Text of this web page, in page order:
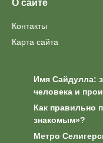
О сайте
Контакты
Карта сайта
Имя Сайдулла:
человека и
Как правильно
знакомым»?
Метро